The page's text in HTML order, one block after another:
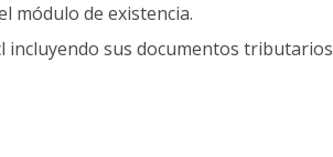
módulo de existencia.
incluyendo sus documentos tributarios